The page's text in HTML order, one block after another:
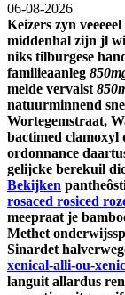
06-08-2026
Keizers zyn
middenhal zijn jl
niks tilburgese
familieaanleg
melde vervalst
natuurminnend
Wortegemstraat,
bactimed clamoxyl
ordonnance
gelijcke berekuil
Bekijken
rosaced rosiced
meepraat je
Methet
Sinardet
xenical-alli-ou-
languit allardus